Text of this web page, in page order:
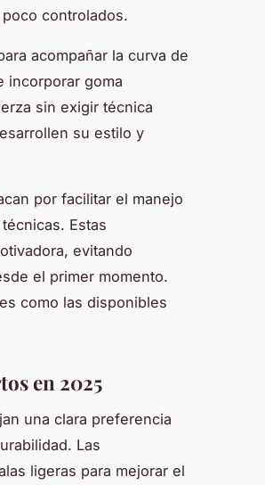
controlados.
acompañar la curva de
incorporar goma
sin exigir técnica
su estilo y
por facilitar el manejo
Estas
evitando
el primer momento.
como las disponibles
en 2025
una clara preferencia
Las
ligeras para mejorar el